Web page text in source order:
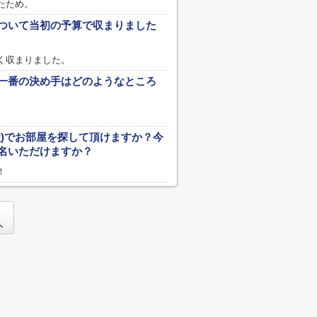
め。
いて当初の予算で収まりました
まりました。
番の決め手はどのようなところ
でお部屋を探して頂けますか？今
いただけますか？